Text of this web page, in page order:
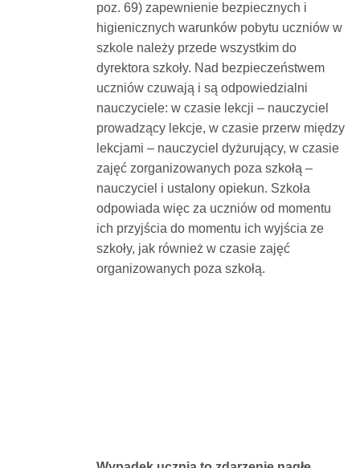
poz. 69) zapewnienie bezpiecznych i
higienicznych warunków pobytu uczniów w
szkole należy przede wszystkim do
dyrektora szkoły. Nad bezpieczeństwem
uczniów czuwają i są odpowiedzialni
nauczyciele: w czasie lekcji – nauczyciel
prowadzący lekcje, w czasie przerw między
lekcjami – nauczyciel dyżurujący, w czasie
zajęć zorganizowanych poza szkołą –
nauczyciel i ustalony opiekun. Szkoła
odpowiada więc za uczniów od momentu
ich przyjścia do momentu ich wyjścia ze
szkoły, jak również w czasie zajęć
organizowanych poza szkołą.